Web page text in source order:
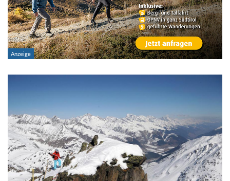
Gebirge:
Art der Tour:
Kondition (Tourdauer):
von
bis
Suchbegriff: